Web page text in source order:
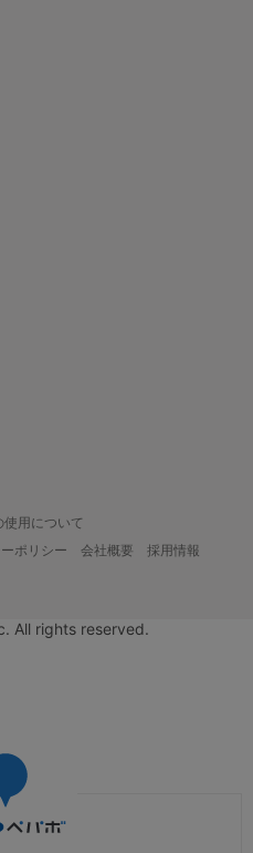
用について
ポリシー 会社概要
採用情報
All rights reserved.